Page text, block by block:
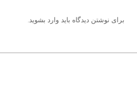
برای نوشتن دیدگاه باید وارد بشوید